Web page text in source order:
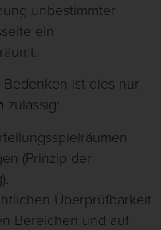
unbestimmter
ein
ist dies nur
zulässig:
(Prinzip der
Überprüfbarkeit
Bereichen und auf